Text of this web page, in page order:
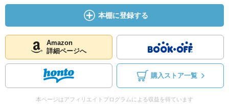
本棚に登録する
Amazon
詳細ページへ
購入ストア一覧
本ページはアフィリエイトプログラムによる収益を得ています